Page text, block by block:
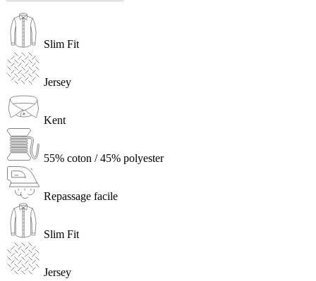
Slim Fit
Jersey
Kent
55% coton / 45% polyester
Repassage facile
Slim Fit
Jersey